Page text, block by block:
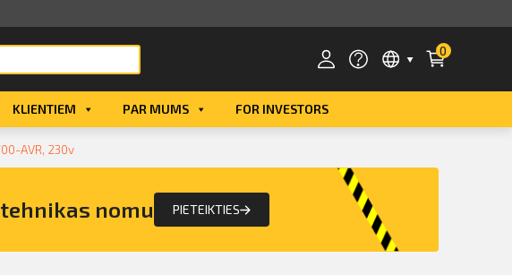
0
eParaksts
eParaksts mobile
KLIENTIEM PAR MUMS FOR INVESTORS
AVR, 230v
nomu PIETEIKTIES